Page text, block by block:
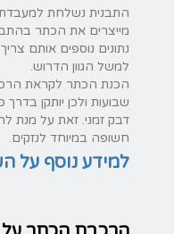
התבנית נשלחת למעבדת
מייצרים את הכתר
נתונים נוספים אותם
למשל הגוון הדרוש.
הכנת הכתר לקראת
שבועות ולכן יותקן
דבק זמני. זאת על מנת
חשופה במיוחד לנזקים.
למידע נוסף על